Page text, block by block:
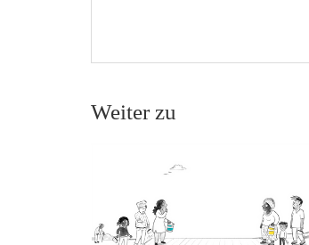
Weiter zu